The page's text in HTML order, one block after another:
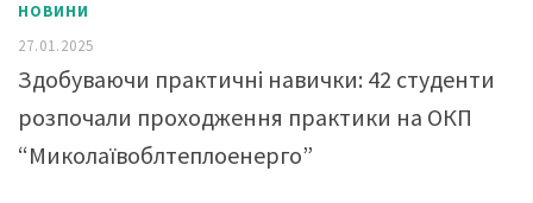
НОВИНИ
27.01.2025
Здобуваючи практичні навички: 42 студенти
розпочали проходження практики на ОКП
“Миколаївоблтеплоенерго”